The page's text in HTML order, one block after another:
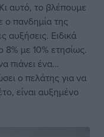
αυτό, το βλέπουμε
ο πανδημία της
αυξήσεις. Ειδικά
8% με 10% ετησίως.
πιάνει ένα…
ο πελάτης για να
είναι αυξημένο